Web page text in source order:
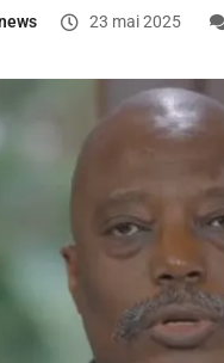
23 mai 2025